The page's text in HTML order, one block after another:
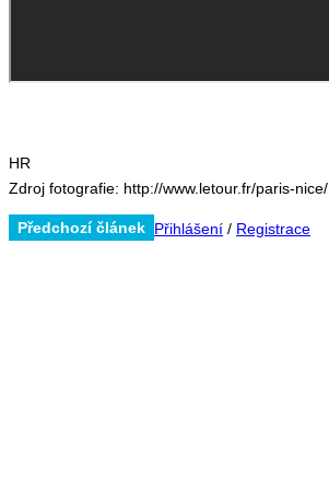
HR
Zdroj fotografie: http://www.letour.fr/paris-nice/
Předchozí článek Přihlášení / Registrace